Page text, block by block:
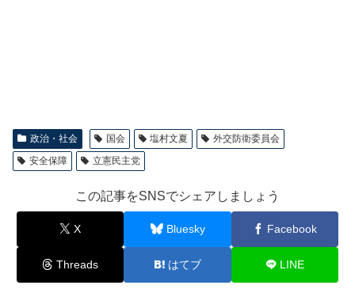
政治・社会 国会 塩村文夏
外交防衛委員会
安全保障
立憲民主党
この記事をSNSでシェアしましょう
X Bluesky Facebook
Threads はてブ LINE